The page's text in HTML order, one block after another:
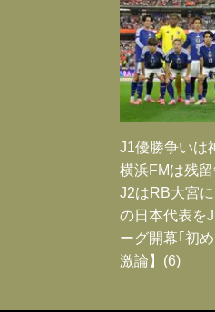
J1優勝争いは
横浜FMは残
J2はRB大宮
の日本代表を
ーグ開幕｢初
激論】(6)